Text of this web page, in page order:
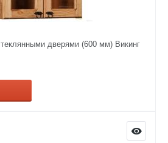
дверями (600 мм) Викинг